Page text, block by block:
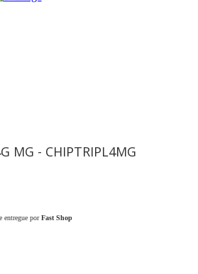
MG - CHIPTRIPL4MG
entregue por Fast Shop